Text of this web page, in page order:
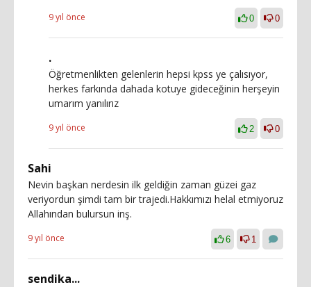
9 yıl önce 0 0
.
Öğretmenlikten gelenlerin hepsi kpss ye çalısıyor,
herkes farkında dahada kotuye gideceğinin herşeyin
umarım yanılırız
9 yıl önce 2 0
Sahi
Nevin başkan nerdesin ilk geldiğin zaman güzei gaz
veriyordun şimdi tam bir trajedi.Hakkımızı helal etmiyoruz
Allahından bulursun inş.
9 yıl önce 6 1
sendika...